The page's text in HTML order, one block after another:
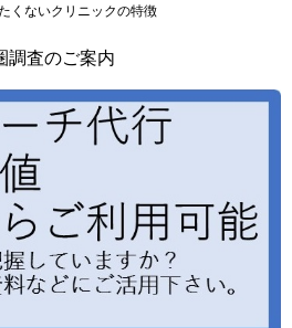
くないクリニックの特徴
調査のご案内